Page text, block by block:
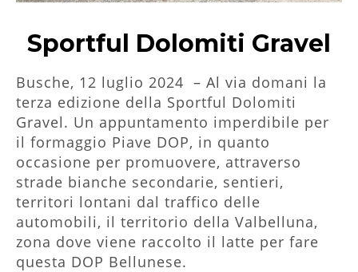
Sportful Dolomiti Gravel
Busche, 12 luglio 2024 – Al via domani la
terza edizione della Sportful Dolomiti
Gravel. Un appuntamento imperdibile per
il formaggio Piave DOP, in quanto
occasione per promuovere, attraverso
strade bianche secondarie, sentieri,
territori lontani dal traffico delle
automobili, il territorio della Valbelluna,
zona dove viene raccolto il latte per fare
questa DOP Bellunese.